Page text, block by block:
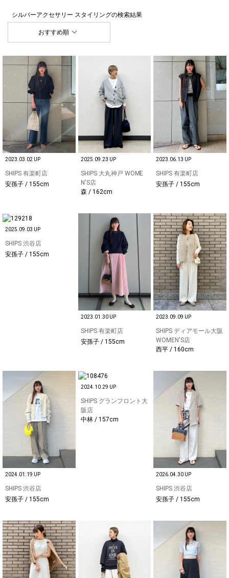
シルバーアクセサリー スタイリングの検索結果
おすすめ順
2023.03.02 UP
SHIPS 有楽町店
安孫子 / 155cm
2025.09.23 UP
SHIPS 大丸神戸 WOME
N'S店
森 / 162cm
2023.06.13 UP
SHIPS 有楽町店
安孫子 / 155cm
2025.09.03 UP
SHIPS 渋谷店
安孫子 / 155cm
2023.01.30 UP
SHIPS 有楽町店
安孫子 / 155cm
2023.09.09 UP
SHIPS ディアモール大阪
WOMEN'S店
西平 / 160cm
2024.01.19 UP
SHIPS 渋谷店
安孫子 / 155cm
2024.10.29 UP
SHIPS グランフロント大
阪店
中林 / 157cm
2026.04.30 UP
SHIPS 渋谷店
安孫子 / 155cm